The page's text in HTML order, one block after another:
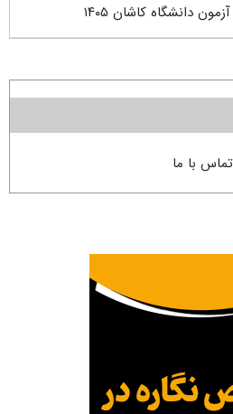
دانشگاه کاشان ۱۴۰۵
تماس با ما